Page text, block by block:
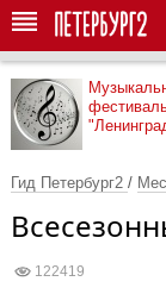
Гид Петербург2 /
122419